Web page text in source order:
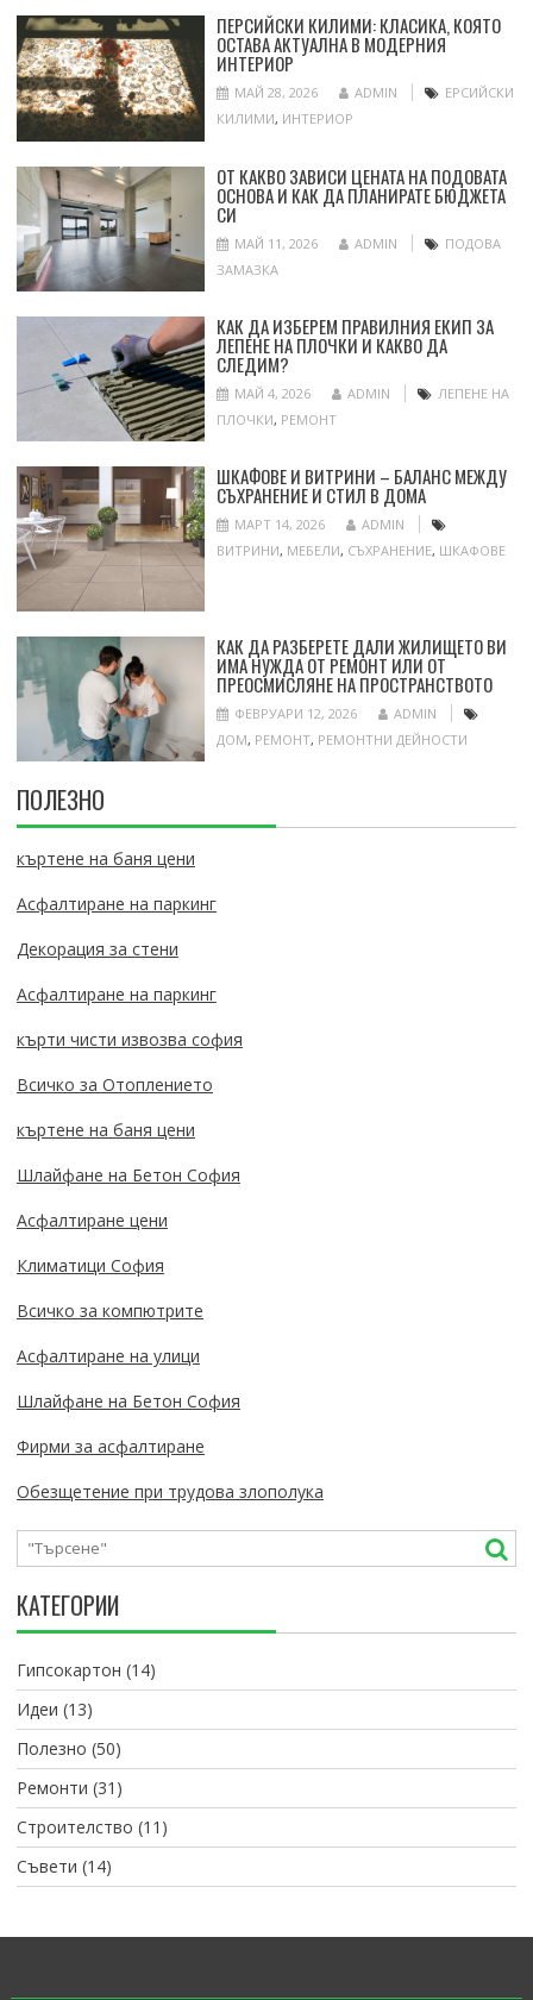
ПЕРСИЙСКИ КИЛИМИ: КЛАСИКА, КОЯТО
ОСТАВА АКТУАЛНА В МОДЕРНИЯ
ИНТЕРИОР
МАЙ 28, 2026 ADMIN
ЕРСИЙСКИ
КИЛИМИ, ИНТЕРИОР
ОТ КАКВО ЗАВИСИ ЦЕНАТА НА ПОДОВАТА
ОСНОВА И КАК ДА ПЛАНИРАТЕ БЮДЖЕТА
СИ
МАЙ 11, 2026 ADMIN
ПОДОВА
ЗАМАЗКА
КАК ДА ИЗБЕРЕМ ПРАВИЛНИЯ ЕКИП ЗА
ЛЕПЕНЕ НА ПЛОЧКИ И КАКВО ДА
СЛЕДИМ?
МАЙ 4, 2026 ADMIN
ЛЕПЕНЕ НА
ПЛОЧКИ, РЕМОНТ
ШКАФОВЕ И ВИТРИНИ – БАЛАНС МЕЖДУ
СЪХРАНЕНИЕ И СТИЛ В ДОМА
МАРТ 14, 2026
ADMIN
ВИТРИНИ, МЕБЕЛИ, СЪХРАНЕНИЕ, ШКАФОВЕ
КАК ДА РАЗБЕРЕТЕ ДАЛИ ЖИЛИЩЕТО ВИ
ИМА НУЖДА ОТ РЕМОНТ ИЛИ ОТ
ПРЕОСМИСЛЯНЕ НА ПРОСТРАНСТВОТО
ФЕВРУАРИ 12, 2026
ADMIN
ДОМ, РЕМОНТ, РЕМОНТНИ ДЕЙНОСТИ
ПОЛЕЗНО
къртене на баня цени
Асфалтиране на паркинг
Декорация за стени
Асфалтиране на паркинг
кърти чисти извозва софия
Всичко за Отоплението
къртене на баня цени
Шлайфане на Бетон София
Асфалтиране цени
Климатици София
Всичко за компютрите
Асфалтиране на улици
Шлайфане на Бетон София
Фирми за асфалтиране
Обезщетение при трудова злополука
КАТЕГОРИИ
Гипсокартон (14)
Идеи (13)
Полезно (50)
Ремонти (31)
Строителство (11)
Съвети (14)